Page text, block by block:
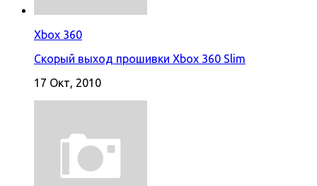
Xbox 360
Скорый выход прошивки Xbox 360 Slim
17 Окт, 2010